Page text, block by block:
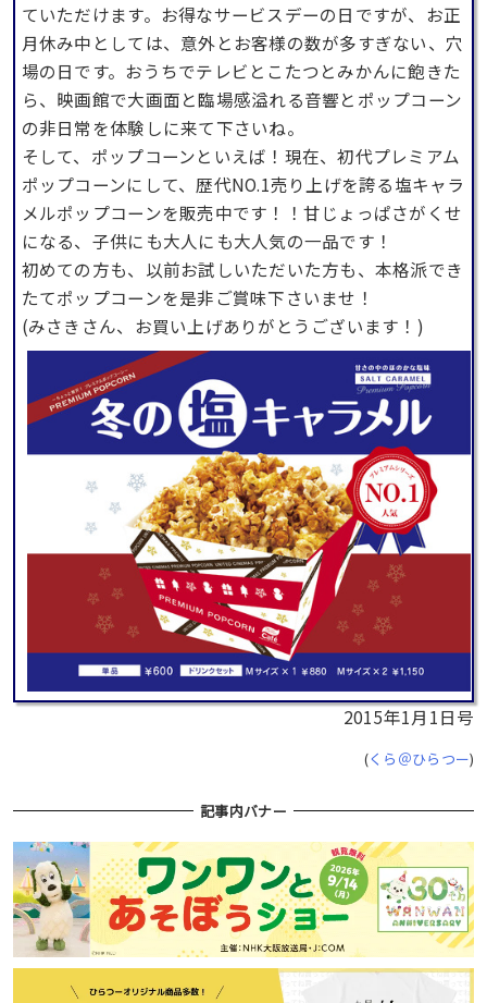
ていただけます。お得なサービスデーの日ですが、お正
月休み中としては、意外とお客様の数が多すぎない、穴
場の日です。おうちでテレビとこたつとみかんに飽きた
ら、映画館で大画面と臨場感溢れる音響とポップコーン
の非日常を体験しに来て下さいね。
そして、ポップコーンといえば！現在、初代プレミアム
ポップコーンにして、歴代NO.1売り上げを誇る塩キャラ
メルポップコーンを販売中です！！甘じょっぱさがくせ
になる、子供にも大人にも大人気の一品です！
初めての方も、以前お試しいただいた方も、本格派でき
たてポップコーンを是非ご賞味下さいませ！
(みさきさん、お買い上げありがとうございます！)
2015年1月1日号
(くら＠ひらつー)
記事内バナー